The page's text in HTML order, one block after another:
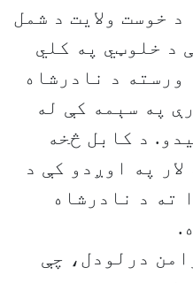
خوست ولایت د شمل
د خلوټي په کلي
ورسته د نادرشاه
په سېمه کې له
د کابل څخه
په اوږدو کې د
ته د نادرشاه
درلودل، چې